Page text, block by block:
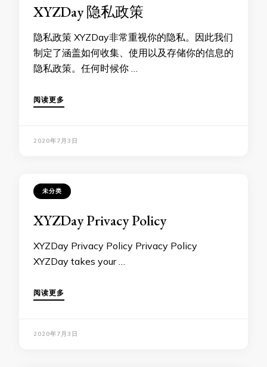
XYZDay 隐私政策
隐私政策 XYZDay非常重视你的隐私。因此我们
制定了涵盖如何收集、使用以及存储你的信息的
隐私政策。任何时候你 …
阅读更多
2020年7月3日
未分类
XYZDay Privacy Policy
XYZDay Privacy Policy Privacy Policy
XYZDay takes your …
阅读更多
2020年7月3日